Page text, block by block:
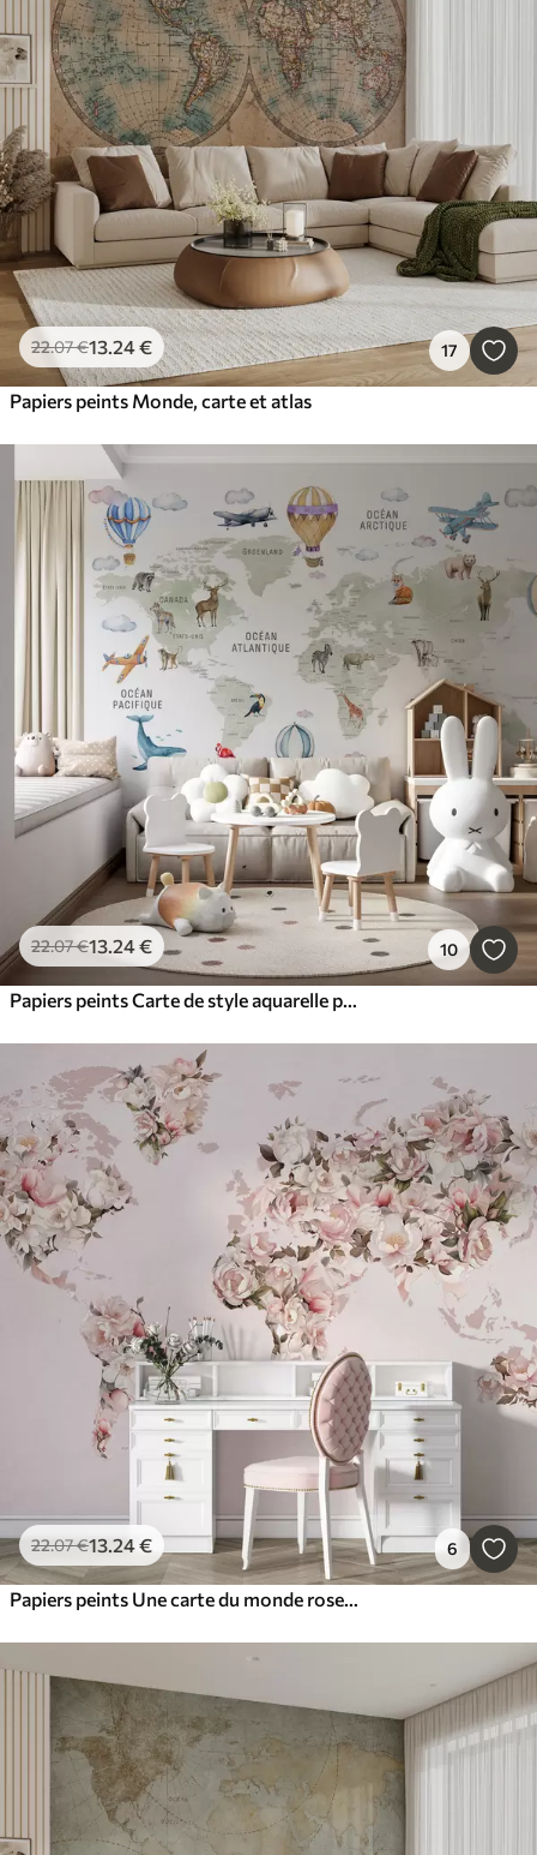
22.07€13.24€ 17
Papiers peints Monde, carte et atlas
22.07€13.24€ 10
Papiers peints Carte de style aquarelle pour enfants représentant des animaux et des montgolfières. En français. Couleur verte.
22.07€13.24€ 6
Papiers peints Une carte du monde rose composée de grandes pivoines blanches et roses